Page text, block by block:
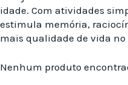
idade. Com atividades
estimula memória,
mais qualidade de vida no
Nenhum produto